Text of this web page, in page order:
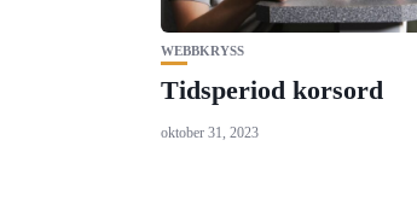
WEBBKRYSS
Tidsperiod korsord
oktober 31, 2023